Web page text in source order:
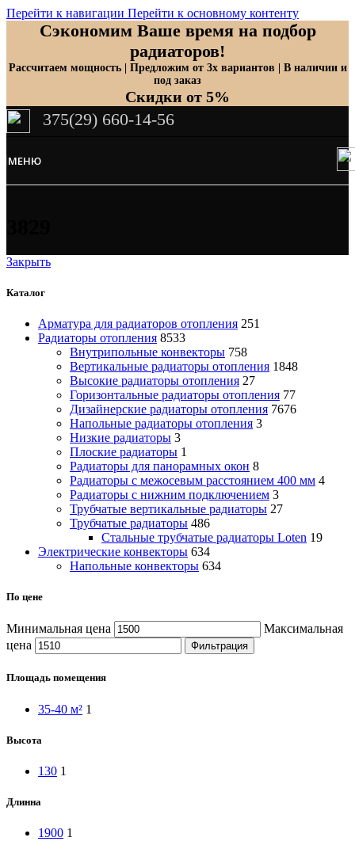
Перейти к навигации Перейти к основному контенту
Сэкономим Ваше время на подбор
радиаторов!
Рассчитаем мощность | Предложим от 3х вариантов | В наличии и
под заказ
Скидки от 5%
375(29) 660-14-56
МЕНЮ
Закрыть
Каталог
Арматура для радиаторов отопления 251
Радиаторы отопления 8533
Внутрипольные конвекторы 758
Вертикальные радиаторы отопления 1848
Высокие радиаторы отопления 27
Горизонтальные радиаторы отопления 77
Дизайнерские радиаторы отопления 7676
Напольные радиаторы отопления 3
Низкие радиаторы 3
Плоские радиаторы 1
Радиаторы для панорамных окон 8
Радиаторы с межосевым расстоянием 400 мм 4
Радиаторы с нижним подключением 3
Трубчатые вертикальные радиаторы 27
Трубчатые радиаторы 486
Cтальные трубчатые радиаторы Loten 19
Электрические конвекторы 634
Напольные конвекторы 634
По цене
Минимальная цена
Максимальная
цена
Фильтрация
Площадь помещения
35-40 м² 1
Высота
130 1
Длинна
1900 1